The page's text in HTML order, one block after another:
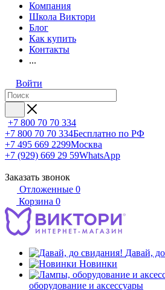
Компания
Школа Виктори
Блог
Как купить
Контакты
...
Войти
+7 800 70 70 334
+7 800 70 70 334Бесплатно по РФ
+7 495 669 2299Москва
+7 (929) 669 29 59WhatsApp
Заказать звонок
Отложенные 0
Корзина 0
Давай,
Новинки
оборудование и аксессуары